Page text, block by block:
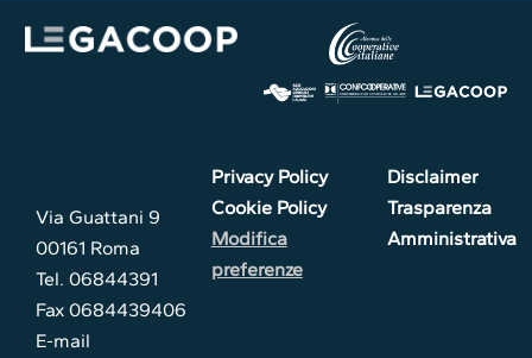
Via Guattani 9
00161 Roma
Tel. 06844391
Fax 0684439406
E-mail
Privacy Policy
Cookie Policy
Modifica
preferenze
Disclaimer
Trasparenza
Amministrativa